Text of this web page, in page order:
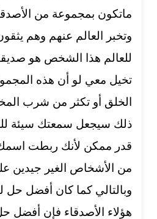
ماتكون بمجموعة من
وتخبر العالم عنهم وهم
للعالم هذا الشخص هو
تخيل معي لو أن هذه
الخلق أو تكثر من شرب
ذلك سيجعل سمعتك سيئة
قدر ممكن لأنك ربطت
من الأشخاص الغير جيدين
وبالتالي كما كان أفضل حل
هؤلاء الأصدقاء فإن أفضل